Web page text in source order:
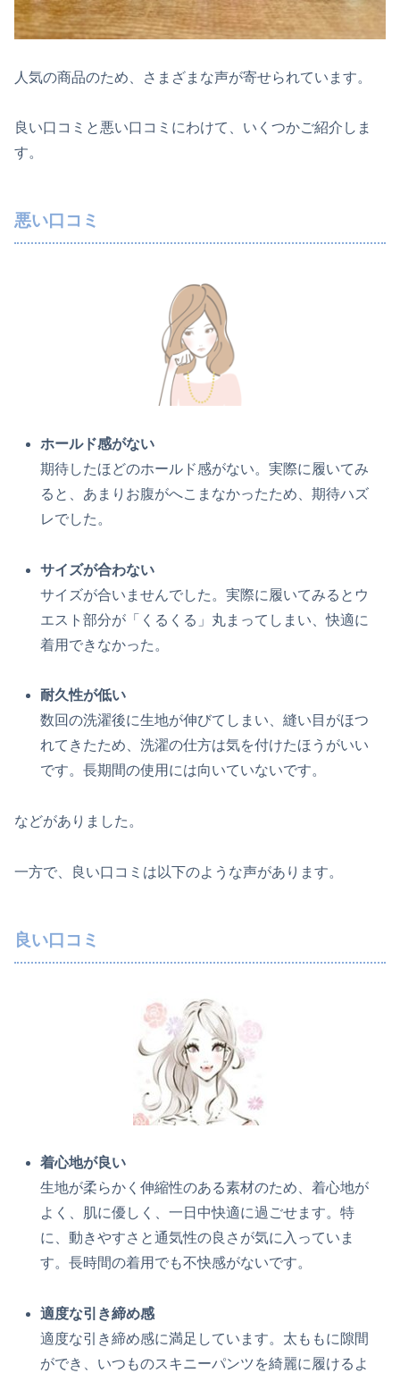
人気の商品のため、さまざまな声が寄せられています。
良い口コミと悪い口コミにわけて、いくつかご紹介しま
す。
悪い口コミ
ホールド感がない
期待したほどのホールド感がない。実際に履いてみ
ると、あまりお腹がへこまなかったため、期待ハズ
レでした。
サイズが合わない
サイズが合いませんでした。実際に履いてみるとウ
エスト部分が「くるくる」丸まってしまい、快適に
着用できなかった。
耐久性が低い
数回の洗濯後に生地が伸びてしまい、縫い目がほつ
れてきたため、洗濯の仕方は気を付けたほうがいい
です。長期間の使用には向いていないです。
などがありました。
一方で、良い口コミは以下のような声があります。
良い口コミ
着心地が良い
生地が柔らかく伸縮性のある素材のため、着心地が
よく、肌に優しく、一日中快適に過ごせます。特
に、動きやすさと通気性の良さが気に入っていま
す。長時間の着用でも不快感がないです。
適度な引き締め感
適度な引き締め感に満足しています。太ももに隙間
ができ、いつものスキニーパンツを綺麗に履けるよ